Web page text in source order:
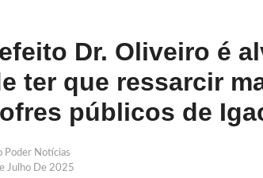
Dr. Oliveiro é
ter que ressarcir
públicos de
Poder Notícias
Julho De 2025